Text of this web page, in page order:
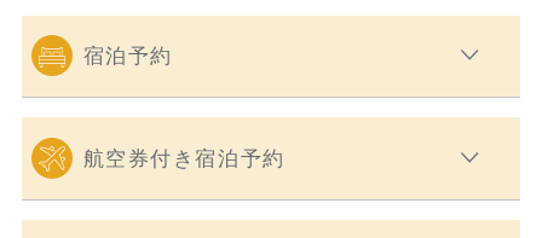
宿泊予約
航空券付き宿泊予約